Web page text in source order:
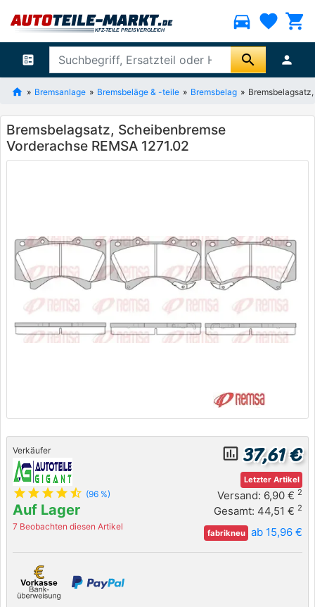
directions_car favorite shopping_cart
ballot search person
Bremsanlage Bremsbeläge & -teile Bremsbelag
Bremsbelagsatz, Scheibenbremse
Vorderachse REMSA 1271.02
Verkäufer
star star star star star_half (96 %)
Auf Lager
7 Beobachten diesen Artikel
insert_chart_outlined 37,61 €
Letzter Artikel
Versand: 6,90 € 2
Gesamt: 44,51 € 2
fabrikneu ab 15,96 €